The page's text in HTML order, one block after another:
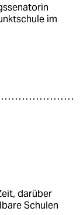
im
darüber
Schulen